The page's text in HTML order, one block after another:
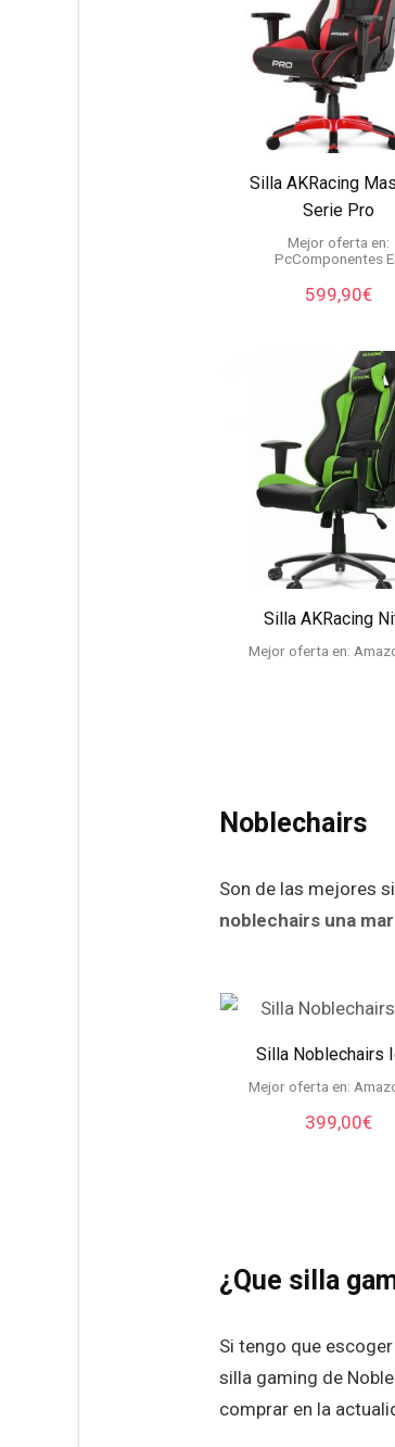
Silla AKRacing
Serie Pro
Mejor oferta en:
PcComponentes
599,90€
Silla AKRacing
Mejor oferta en:
Noblechairs
Son de las mejores
noblechairs una
Silla Noblechairs
Mejor oferta en:
399,00€
¿Que silla
Si tengo que
silla gaming de
comprar en la